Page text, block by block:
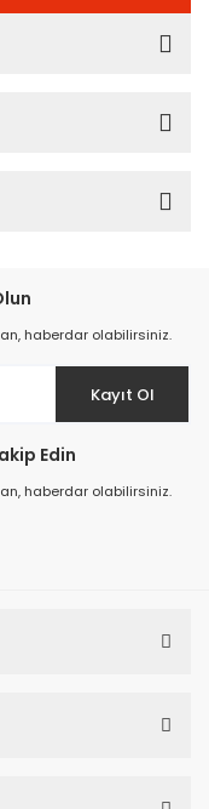
haberdar olabilirsiniz.
Kayıt Ol
Edin
haberdar olabilirsiniz.